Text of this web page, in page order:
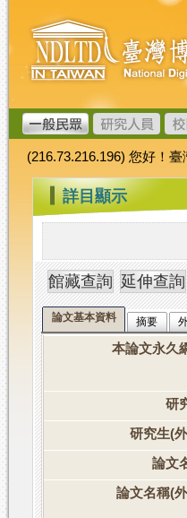
跳
到
主
要
內
容
臺
灣
博
碩
士
論
文
加
值
系
統
(216.73.216.196) 您好！
::: 詳目顯示
論文基本資料 摘要
本論文永久
研
研究生(
論文
論文名稱(